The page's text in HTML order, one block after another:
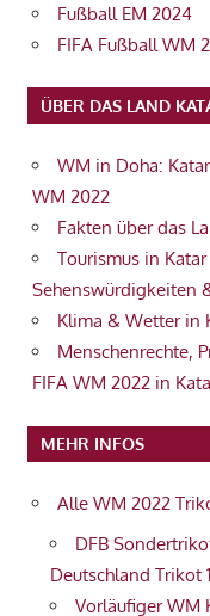
Fußball EM 2024
FIFA Fußball WM
ÜBER DAS LAND
WM in Doha:
WM 2022
Fakten über das
Tourismus in
Sehenswürdigkeiten
Klima & Wetter in
Menschenrechte,
FIFA WM 2022 in
MEHR INFOS
Alle WM 2022
DFB
Deutschland Trikot
Vorläufiger WM